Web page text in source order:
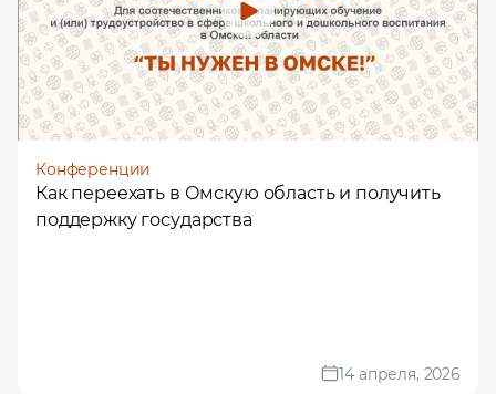
Конференции
Как переехать в Омскую область и получить
поддержку государства
14 апреля, 2026